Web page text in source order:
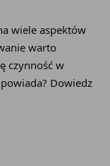
wiele aspektów
warto
czynność w
Dowiedz